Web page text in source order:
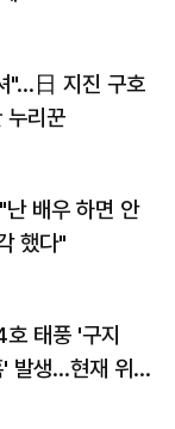
"…日 지진 구호
누리꾼
배우 하면 안
했다"
태풍 '구지
발생…현재 위